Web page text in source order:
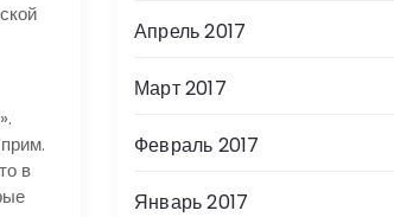
в
Апрель 2017
Март 2017
Февраль 2017
Январь 2017